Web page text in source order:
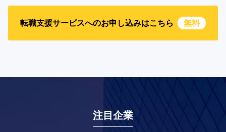
転職支援サービスへのお申し込みはこちら 無料
注目企業